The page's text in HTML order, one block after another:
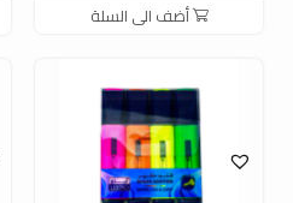
أضف الى السلة